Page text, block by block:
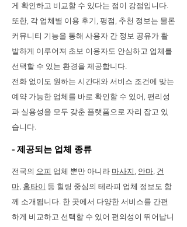
게 확인하고 비교할 수 있다는 점이 강점입니다.
또한, 각 업체별 이용 후기, 평점, 추천 정보는 물론
커뮤니티 기능을 통해 사용자 간 정보 공유가 활
발하게 이루어져 초보 이용자도 안심하고 업체를
선택할 수 있는 환경을 제공합니다.
전화 없이도 원하는 시간대와 서비스 조건에 맞는
예약 가능한 업체를 바로 확인할 수 있어, 편리성
과 실용성을 모두 갖춘 플랫폼으로 자리 잡고 있
습니다.
- 제공되는 업체 종류
전국의 오피 업체 뿐만 아니라 마사지 , 안마, 건
마, 홈타이 등 힐링 중심의 테라피 업체 정보도 함
께 소개됩니다. 한 곳에서 다양한 서비스를 간편
하게 비교하고 선택할 수 있어 편의성이 뛰어납니